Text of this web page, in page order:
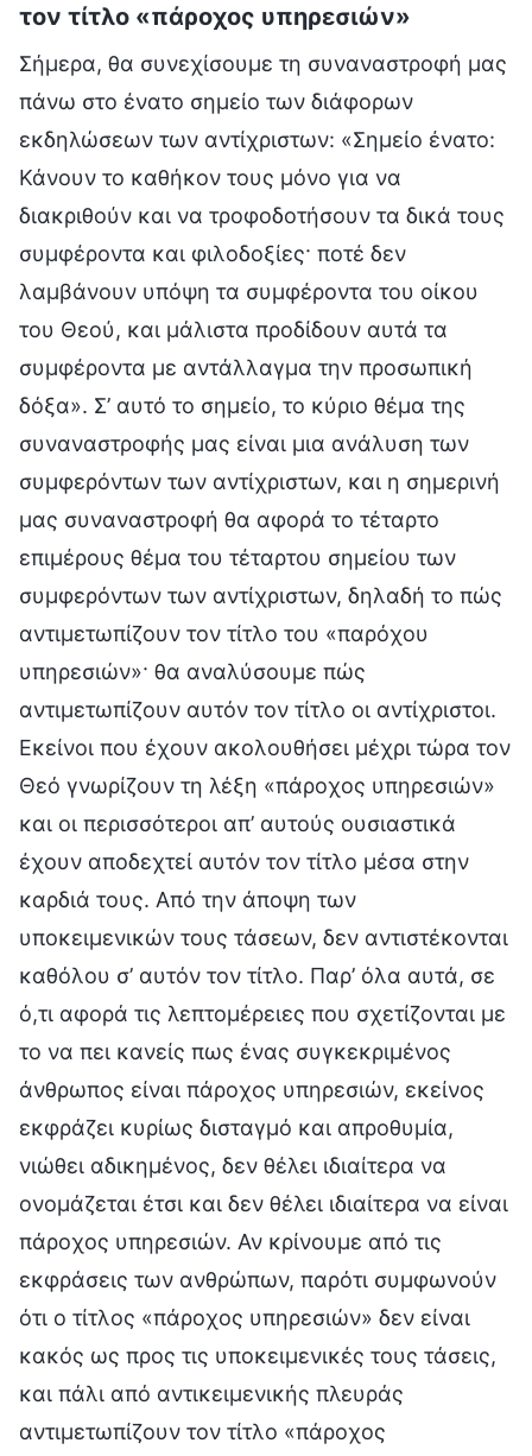
τον τίτλο «πάροχος υπηρεσιών»
Σήμερα, θα συνεχίσουμε τη συναναστροφή μας
πάνω στο ένατο σημείο των διάφορων
εκδηλώσεων των αντίχριστων: «Σημείο ένατο:
Κάνουν το καθήκον τους μόνο για να
διακριθούν και να τροφοδοτήσουν τα δικά τους
συμφέροντα και φιλοδοξίες· ποτέ δεν
λαμβάνουν υπόψη τα συμφέροντα του οίκου
του Θεού, και μάλιστα προδίδουν αυτά τα
συμφέροντα με αντάλλαγμα την προσωπική
δόξα». Σ’ αυτό το σημείο, το κύριο θέμα της
συναναστροφής μας είναι μια ανάλυση των
συμφερόντων των αντίχριστων, και η σημερινή
μας συναναστροφή θα αφορά το τέταρτο
επιμέρους θέμα του τέταρτου σημείου των
συμφερόντων των αντίχριστων, δηλαδή το πώς
αντιμετωπίζουν τον τίτλο του «παρόχου
υπηρεσιών»· θα αναλύσουμε πώς
αντιμετωπίζουν αυτόν τον τίτλο οι αντίχριστοι.
Εκείνοι που έχουν ακολουθήσει μέχρι τώρα τον
Θεό γνωρίζουν τη λέξη «πάροχος υπηρεσιών»
και οι περισσότεροι απ’ αυτούς ουσιαστικά
έχουν αποδεχτεί αυτόν τον τίτλο μέσα στην
καρδιά τους. Από την άποψη των
υποκειμενικών τους τάσεων, δεν αντιστέκονται
καθόλου σ’ αυτόν τον τίτλο. Παρ’ όλα αυτά, σε
ό,τι αφορά τις λεπτομέρειες που σχετίζονται με
το να πει κανείς πως ένας συγκεκριμένος
άνθρωπος είναι πάροχος υπηρεσιών, εκείνος
εκφράζει κυρίως δισταγμό και απροθυμία,
νιώθει αδικημένος, δεν θέλει ιδιαίτερα να
ονομάζεται έτσι και δεν θέλει ιδιαίτερα να είναι
πάροχος υπηρεσιών. Αν κρίνουμε από τις
εκφράσεις των ανθρώπων, παρότι συμφωνούν
ότι ο τίτλος «πάροχος υπηρεσιών» δεν είναι
κακός ως προς τις υποκειμενικές τους τάσεις,
και πάλι από αντικειμενικής πλευράς
αντιμετωπίζουν τον τίτλο «πάροχος